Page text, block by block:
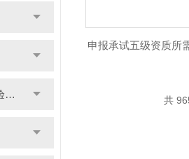
绝缘靴（手套）耐压试验装置
申报承试五级资质所
共